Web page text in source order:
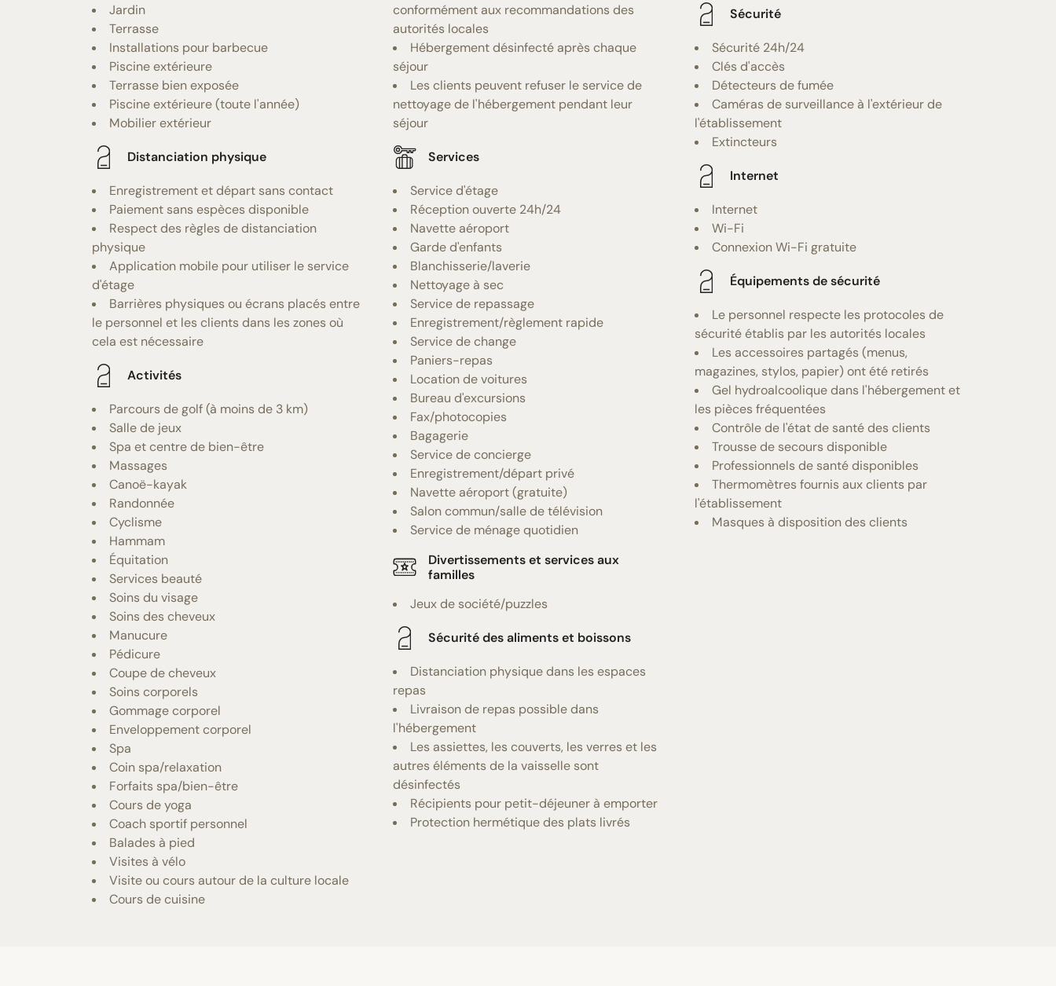
Jardin
Terrasse
Installations pour barbecue
Piscine extérieure
Terrasse bien exposée
Piscine extérieure (toute l'année)
Mobilier extérieur
Distanciation physique
Enregistrement et départ sans contact
Paiement sans espèces disponible
Respect des règles de distanciation
physique
Application mobile pour utiliser le service
d'étage
Barrières physiques ou écrans placés entre
le personnel et les clients dans les zones où
cela est nécessaire
Activités
Parcours de golf (à moins de 3 km)
Salle de jeux
Spa et centre de bien-être
Massages
Canoë-kayak
Randonnée
Cyclisme
Hammam
Équitation
Services beauté
Soins du visage
Soins des cheveux
Manucure
Pédicure
Coupe de cheveux
Soins corporels
Gommage corporel
Enveloppement corporel
Spa
Coin spa/relaxation
Forfaits spa/bien-être
Cours de yoga
Coach sportif personnel
Balades à pied
Visites à vélo
Visite ou cours autour de la culture locale
Cours de cuisine
conformément aux recommandations des
autorités locales
Hébergement désinfecté après chaque
séjour
Les clients peuvent refuser le service de
nettoyage de l'hébergement pendant leur
séjour
Services
Service d'étage
Réception ouverte 24h/24
Navette aéroport
Garde d'enfants
Blanchisserie/laverie
Nettoyage à sec
Service de repassage
Enregistrement/règlement rapide
Service de change
Paniers-repas
Location de voitures
Bureau d'excursions
Fax/photocopies
Bagagerie
Service de concierge
Enregistrement/départ privé
Navette aéroport (gratuite)
Salon commun/salle de télévision
Service de ménage quotidien
Divertissements et services aux
familles
Jeux de société/puzzles
Sécurité des aliments et boissons
Distanciation physique dans les espaces
repas
Livraison de repas possible dans
l'hébergement
Les assiettes, les couverts, les verres et les
autres éléments de la vaisselle sont
désinfectés
Récipients pour petit-déjeuner à emporter
Protection hermétique des plats livrés
Sécurité
Sécurité 24h/24
Clés d'accès
Détecteurs de fumée
Caméras de surveillance à l'extérieur de
l'établissement
Extincteurs
Internet
Internet
Wi-Fi
Connexion Wi-Fi gratuite
Équipements de sécurité
Le personnel respecte les protocoles de
sécurité établis par les autorités locales
Les accessoires partagés (menus,
magazines, stylos, papier) ont été retirés
Gel hydroalcoolique dans l'hébergement et
les pièces fréquentées
Contrôle de l'état de santé des clients
Trousse de secours disponible
Professionnels de santé disponibles
Thermomètres fournis aux clients par
l'établissement
Masques à disposition des clients